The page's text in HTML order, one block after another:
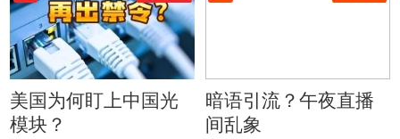
美国为何盯上中国光
模块？
暗语引流？午夜直播
间乱象